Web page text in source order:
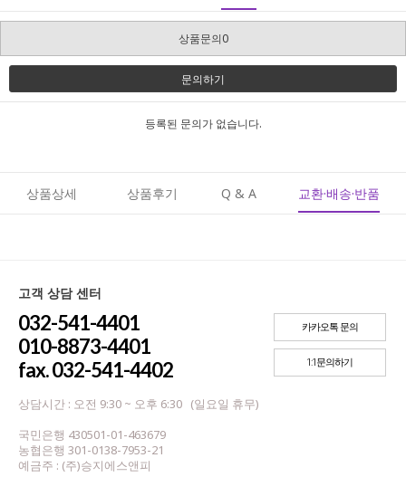
상품문의0
문의하기
등록된 문의가 없습니다.
상품상세 상품후기 Q & A 교환·배송·반품
고객 상담 센터
032-541-4401
010-8873-4401
fax. 032-541-4402
상담시간 : 오전 9:30 ~ 오후 6:30 (일요일 휴무)
국민은행 430501-01-463679
농협은행 301-0138-7953-21
예금주 : (주)승지에스앤피
카카오톡 문의
1:1문의하기